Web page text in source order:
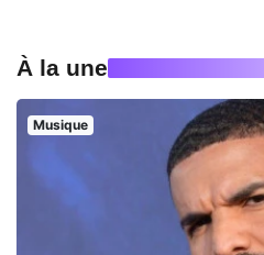
À la une
Musique